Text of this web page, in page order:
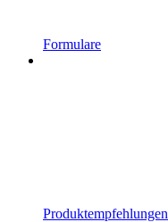
Formulare
Produktempfehlungen